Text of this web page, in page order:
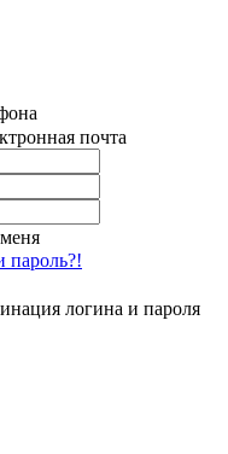
почта
пароль?!
логина и пароля